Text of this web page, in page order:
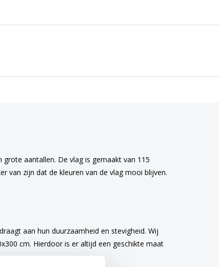
aantallen. De vlag is gemaakt van 115
van zijn dat de kleuren van de vlag mooi blijven.
aan hun duurzaamheid en stevigheid. Wij
cm. Hierdoor is er altijd een geschikte maat